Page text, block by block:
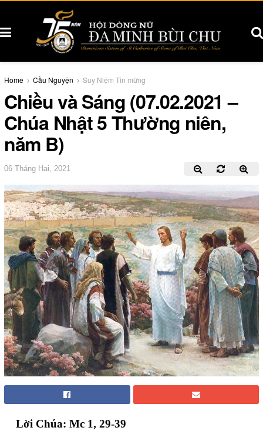
Home Cầu Nguyện Suy Niệm Tin mừng
Chiều và Sáng (07.02.2021 –
Chúa Nhật 5 Thường niên,
năm B)
06 Tháng Hai, 2021
Lời Chúa: Mc 1, 29-39